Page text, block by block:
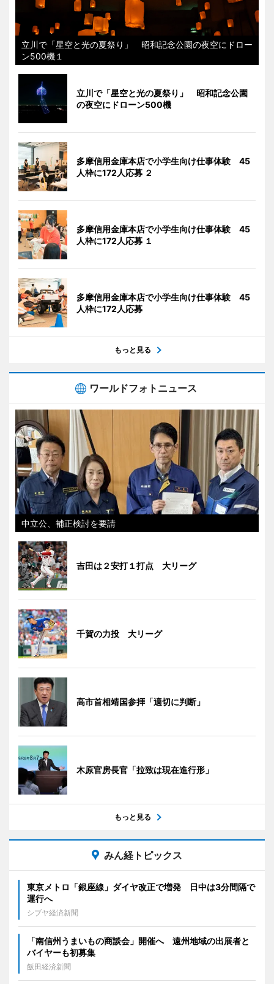
立川で「星空と光の夏祭り」 昭和記念公園の夜空にドロー
ン500機１
立川で「星空と光の夏祭り」 昭和記念公園
の夜空にドローン500機
多摩信用金庫本店で小学生向け仕事体験 45
人枠に172人応募 ２
多摩信用金庫本店で小学生向け仕事体験 45
人枠に172人応募 １
多摩信用金庫本店で小学生向け仕事体験 45
人枠に172人応募
もっと見る
ワールドフォトニュース
中立公、補正検討を要請
吉田は２安打１打点 大リーグ
千賀の力投 大リーグ
高市首相靖国参拝「適切に判断」
木原官房長官「拉致は現在進行形」
もっと見る
みん経トピックス
東京メトロ「銀座線」ダイヤ改正で増発 日中は3分間隔で
運行へ
シブヤ経済新聞
「南信州うまいもの商談会」開催へ 遠州地域の出展者と
バイヤーも初募集
飯田経済新聞